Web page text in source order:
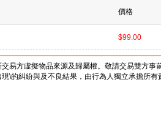
價格
$99.00
易方虛擬物品來源及歸屬權。敬請交易雙方事
的糾紛與及不良結果，由行為人獨立承擔所有